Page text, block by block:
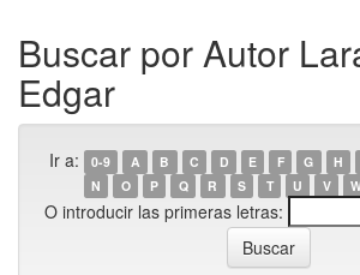
Buscar por Autor
Edgar
Ir a: 0-9 A B C D E F G H
N
O P Q R S T U V
O introducir las primeras letras: